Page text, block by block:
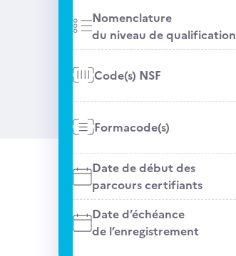
Nomenclature
du niveau de qualification
Code(s) NSF
Formacode(s)
Date de début des
parcours certifiants
Date d’échéance
de l’enregistrement